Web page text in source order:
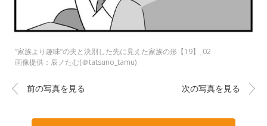
”家族より趣味”の夫と決別した先に見えた家族の形【19】_02
画像提供：辰ノたむ(＠tatsuno_tamu)
前の写真を見る 次の写真を見る